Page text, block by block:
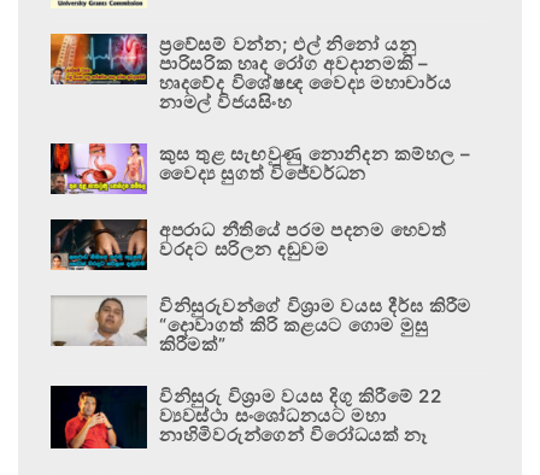
ප්‍රවේසම් වන්න; එල් නිනෝ යනු
පාරිසරික හෘද රෝග අවදානමකි –
හෘදවේද විශේෂඥ වෛද්‍ය මහාචාර්ය
නාමල් විජයසිංහ
කුස තුළ සැඟවුණු නොනිදන කම්හල –
වෛද්‍ය සුගත් විජේවර්ධන
අපරාධ නීතියේ පරම පදනම හෙවත්
වරදට සරිලන දඬුවම
විනිසුරුවන්ගේ විශ්‍රාම වයස දීර්ඝ කිරීම
“දොවාගත් කිරි කළයට ගොම මුසු
කිරීමක්”
විනිසුරු විශ්‍රාම වයස දිගු කිරීමේ 22
ව්‍යවස්ථා සංශෝධනයට මහා
නාහිමිවරුන්ගෙන් විරෝධයක් නෑ